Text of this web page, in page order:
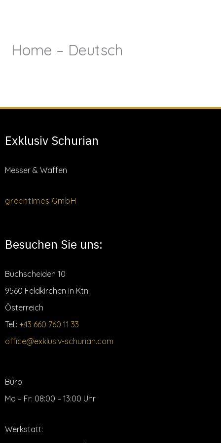
Home – Deutsch
Exklusiv Schurian
Messer & Waffen
greentimes GmbH
Besuchen Sie uns:
Buchscheiden 10
9560 Feldkirchen in Ktn.
Österreich
Tel.: +43 660 760 11 33
office@exklusiv-schurian.com
Büro:
Mo – Fr: 08:00 – 13:00 Uhr
Werkstatt: